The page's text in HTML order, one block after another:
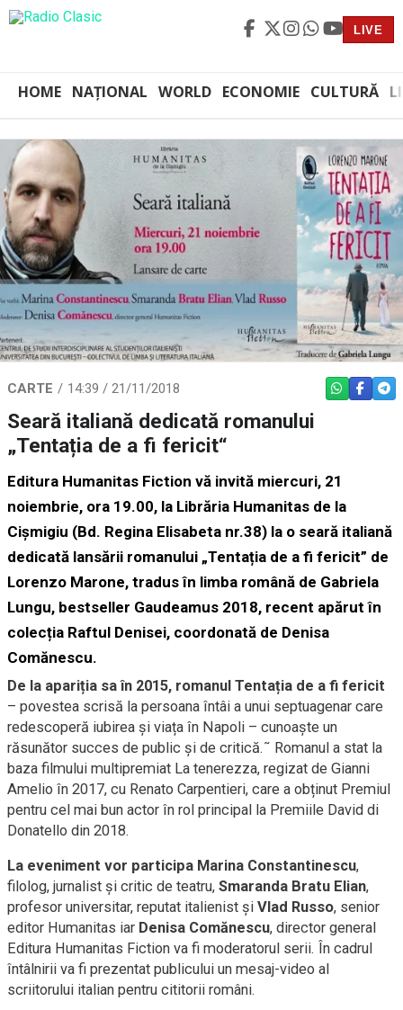
LIVE
HOME NAȚIONAL WORLD ECONOMIE CULTURĂ
CARTE 14:39 / 21/11/2018 WHATSAPP
Seară italiană dedicată romanului
„Tentația de a fi fericit“
Editura Humanitas Fiction vă invită miercuri, 21
noiembrie, ora 19.00, la Librăria Humanitas de la
Cișmigiu (Bd. Regina Elisabeta nr.38) la o seară italiană
dedicată lansării romanului „Tentația de a fi fericit” de
Lorenzo Marone, tradus în limba română de Gabriela
Lungu, bestseller Gaudeamus 2018, recent apărut în
colecția Raftul Denisei, coordonată de Denisa
Comănescu.
De la apariția sa în 2015, romanul Tentația de a fi fericit
– povestea scrisă la persoana întâi a unui septuagenar care
redescoperă iubirea și viața în Napoli – cunoaște un
răsunător succes de public și de critică.˜ Romanul a stat la
baza filmului multipremiat La tenerezza, regizat de Gianni
Amelio în 2017, cu Renato Carpentieri, care a obținut Premiul
pentru cel mai bun actor în rol principal la Premiile David di
Donatello din 2018.
La eveniment vor participa Marina Constantinescu,
filolog, jurnalist și critic de teatru, Smaranda Bratu Elian,
profesor universitar, reputat italienist și Vlad Russo, senior
editor Humanitas iar Denisa Comănescu, director general
Editura Humanitas Fiction va fi moderatorul serii. În cadrul
întâlnirii va fi prezentat publicului un mesaj-video al
scriitorului italian pentru cititorii români.